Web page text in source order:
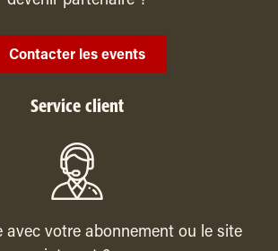
Contacter les events
Service client
avec votre abonnement ou le site